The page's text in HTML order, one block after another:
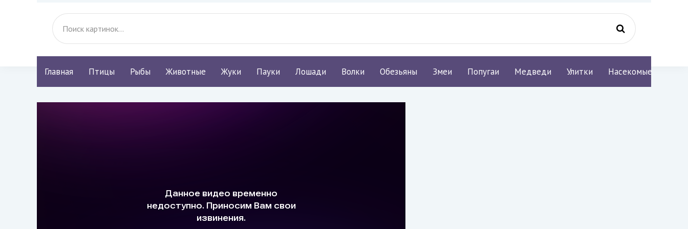
Главная Птицы Рыбы Животные Жуки Пауки Лошади Волки Обезьяны Змеи Попугаи Медведи Улитки Насекомые